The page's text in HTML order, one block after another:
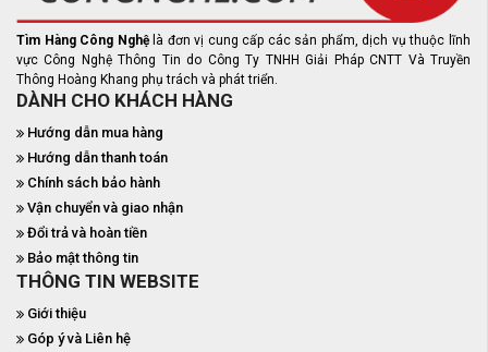
Tìm Hàng Công Nghệ là đơn vị cung cấp các sản phẩm, dịch vụ thuộc lĩnh
vực Công Nghệ Thông Tin do Công Ty TNHH Giải Pháp CNTT Và Truyền
Thông Hoàng Khang phụ trách và phát triển.
DÀNH CHO KHÁCH HÀNG
Hướng dẫn mua hàng
Hướng dẫn thanh toán
Chính sách bảo hành
Vận chuyển và giao nhận
Đổi trả và hoàn tiền
Bảo mật thông tin
THÔNG TIN WEBSITE
Giới thiệu
Góp ý và Liên hệ